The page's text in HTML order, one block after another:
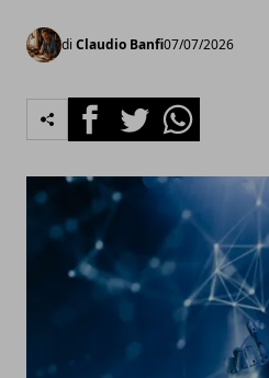
di Claudio Banfi07/07/2026
FacebookTwitterWhatsapp